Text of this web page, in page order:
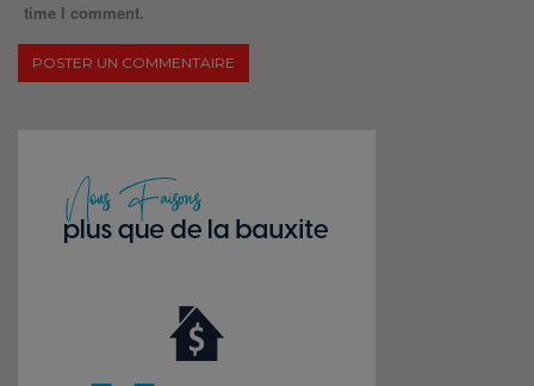
time I comment.